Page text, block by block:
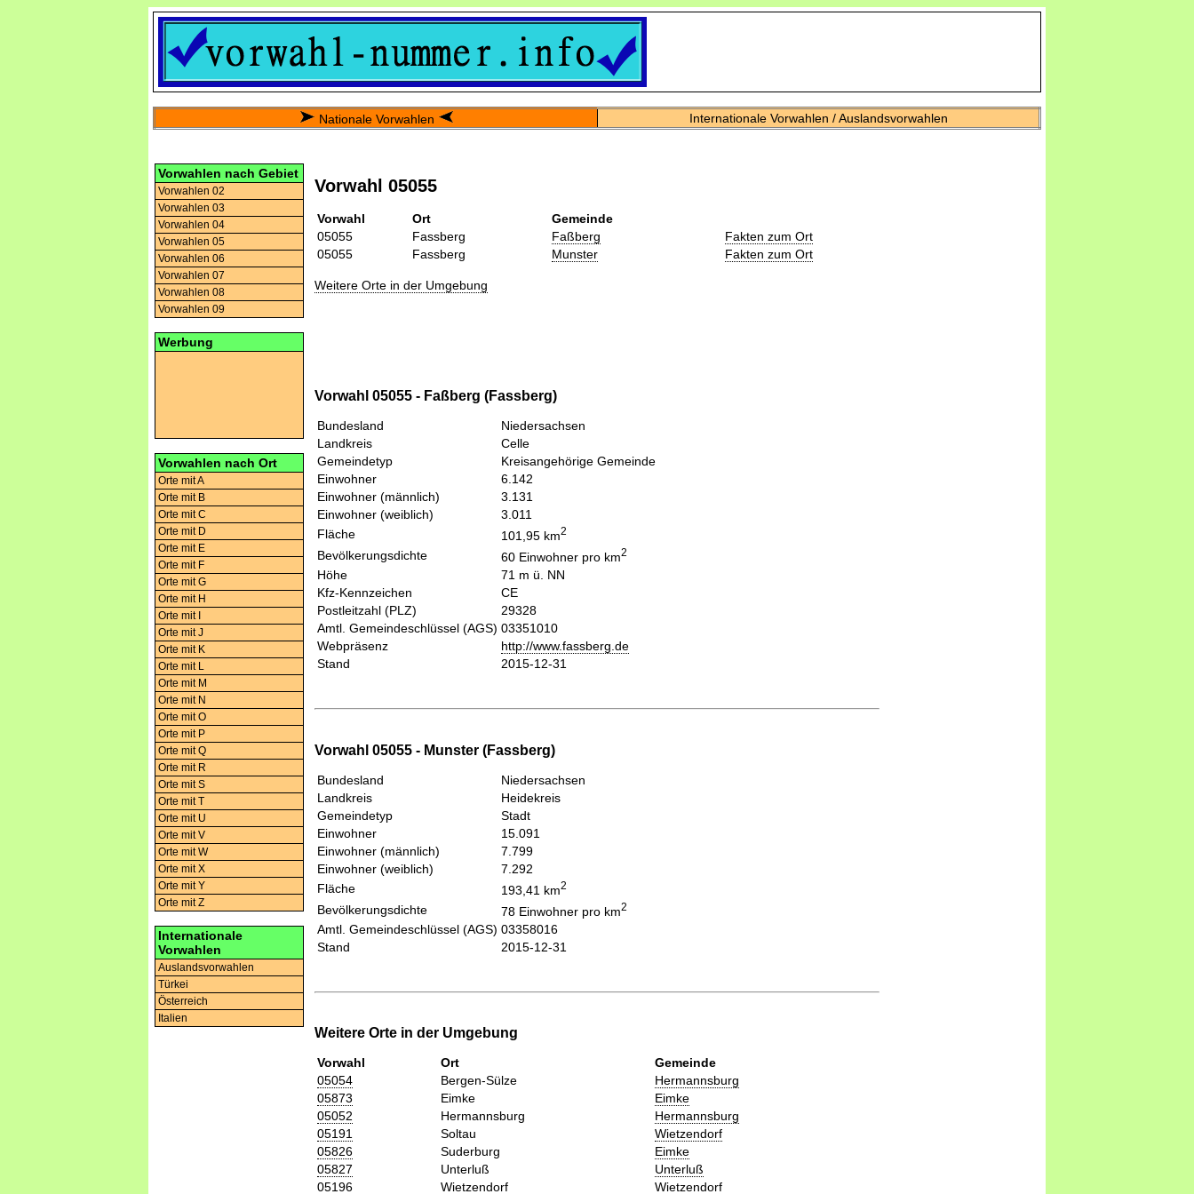
Nationale Vorwahlen Internationale Vorwahlen / Auslandsvorwahlen
Vorwahlen nach Gebiet
Vorwahlen 02
Vorwahlen 03
Vorwahlen 04
Vorwahlen 05
Vorwahlen 06
Vorwahlen 07
Vorwahlen 08
Vorwahlen 09
Werbung
Vorwahlen nach Ort
Orte mit A
Orte mit B
Orte mit C
Orte mit D
Orte mit E
Orte mit F
Orte mit G
Orte mit H
Orte mit I
Orte mit J
Orte mit K
Orte mit L
Orte mit M
Orte mit N
Orte mit O
Orte mit P
Orte mit Q
Orte mit R
Orte mit S
Orte mit T
Orte mit U
Orte mit V
Orte mit W
Orte mit X
Orte mit Y
Orte mit Z
Internationale
Vorwahlen
Auslandsvorwahlen
Türkei
Österreich
Italien
Vorwahl 05055
Vorwahl Ort
Gemeinde
05055
Fassberg Faßberg
Fakten zum Ort
05055
Fassberg Munster Fakten zum Ort
Weitere Orte in der Umgebung
Vorwahl 05055 - Faßberg (Fassberg)
Bundesland
Niedersachsen
Landkreis
Celle
Gemeindetyp
Kreisangehörige Gemeinde
Einwohner
6.142
Einwohner (männlich)
3.131
Einwohner (weiblich)
3.011
Fläche
101,95 km2
Bevölkerungsdichte 60 Einwohner pro km2
Höhe
71 m ü. NN
Kfz-Kennzeichen
CE
Postleitzahl (PLZ)
29328
Amtl. Gemeindeschlüssel (AGS) 03351010
Webpräsenz
http://www.fassberg.de
Stand
2015-12-31
Vorwahl 05055 - Munster (Fassberg)
Bundesland
Niedersachsen
Landkreis
Heidekreis
Gemeindetyp
Stadt
Einwohner
15.091
Einwohner (männlich)
7.799
Einwohner (weiblich)
7.292
Fläche
193,41 km2
Bevölkerungsdichte 78 Einwohner pro km2
Amtl. Gemeindeschlüssel (AGS) 03358016
Stand
2015-12-31
Weitere Orte in der Umgebung
Vorwahl Ort
Gemeinde
05054
Bergen-Sülze
Hermannsburg
05873
Eimke
Eimke
05052
Hermannsburg
Hermannsburg
05191
Soltau
Wietzendorf
05826
Suderburg
Eimke
05827
Unterluß
Unterluß
05196
Wietzendorf Wietzendorf